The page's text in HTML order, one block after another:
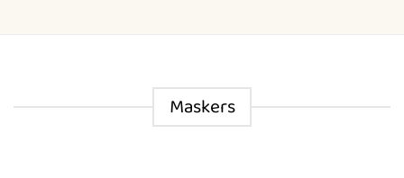
Maskers